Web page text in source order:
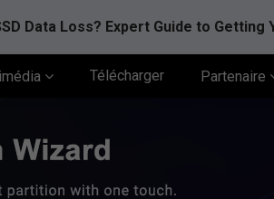
Data Loss? Expert Guide to Getting
Télécharger Partenaire